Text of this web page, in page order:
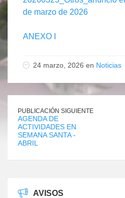
de marzo de 2026
ANEXO I
24 marzo, 2026 en Noticias
PUBLICACIÓN SIGUIENTE
AGENDA DE
ACTIVIDADES EN
SEMANA SANTA -
ABRIL
AVISOS